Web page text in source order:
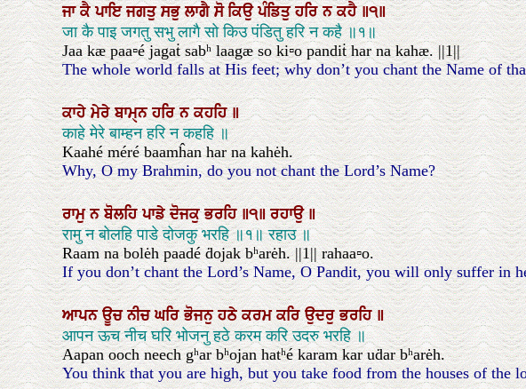
ਜਾਕੈਪਾਇਜਗਤੁਸਭੁਲਾਗੈਸੋਕਿਉਪੰਡਿਤੁਹਰਿਨਕਹੈ॥੧॥
जा कै पाइ जगतु सभु लागै सो किउ पंडितु हरि न कहै ॥१॥
Jaa kæ paa▫é jagaṫ sabʰ laagæ so ki▫o pandiṫ har na kahæ. ||1||
The whole world falls at His feet; why don’t you chant the Name of
ਕਾਹੇਮੇਰੇਬਾਮੑਨਹਰਿਨਕਹਹਿ॥
काहे मेरे बाम्हन हरि न कहहि ॥
Kaahé méré baamĥan har na kahėh.
Why, O my Brahmin, do you not chant the Lord’s Name?
ਰਾਮੁਨਬੋਲਹਿਪਾਡੇਦੋਜਕੁਭਰਹਿ॥੧॥ਰਹਾਉ॥
रामु न बोलहि पाडे दोजकु भरहि ॥१॥ रहाउ ॥
Raam na bolėh paadé ḋojak bʰarėh. ||1|| rahaa▫o.
If you don’t chant the Lord’s Name, O Pandit, you will only suffer in
ਆਪਨਊਚਨੀਚਘਰਿਭੋਜਨੁਹਠੇਕਰਮਕਰਿਉਦਰੁਭਰਹਿ॥
आपन ऊच नीच घरि भोजनु हठे करम करि उदरु भरहि ॥
Aapan ooch neech gʰar bʰojan hatʰé karam kar uḋar bʰarėh.
You think that you are high, but you take food from the houses of